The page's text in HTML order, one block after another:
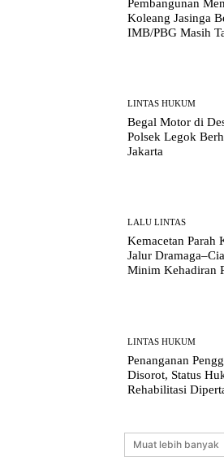
Pembangunan
Koleang Jasinga
IMB/PBG Masih
LINTAS HUKUM
Begal Motor di
Polsek Legok
Jakarta
LALU LINTAS
Kemacetan Parah
Jalur
Minim Kehadiran
LINTAS HUKUM
Penanganan
Disorot, Status
Rehabilitasi
Muat lebih banyak